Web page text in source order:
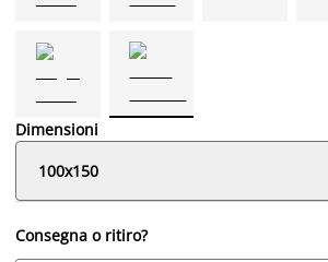
Dimensioni
100x150
Consegna o ritiro?